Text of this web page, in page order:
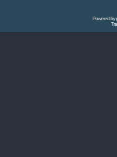
Powered by